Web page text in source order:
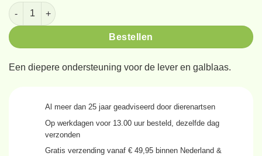
Phytonics Liver comp 50ml aantal
Bestellen
Een diepere ondersteuning voor de lever en galblaas.
Al meer dan 25 jaargeadviseerd door dierenartsen
Op werkdagen voor 13.00 uurbesteld, dezelfde dag
verzonden
Gratis verzendingvanaf € 49,95 binnen Nederland &